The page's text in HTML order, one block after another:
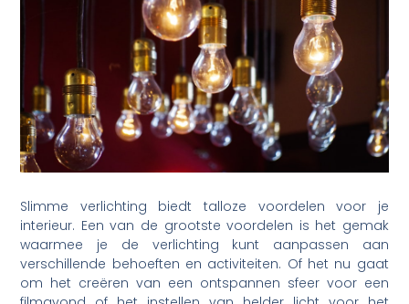
Slimme verlichting biedt talloze voordelen voor je
interieur. Een van de grootste voordelen is het gemak
waarmee je de verlichting kunt aanpassen aan
verschillende behoeften en activiteiten. Of het nu gaat
om het creëren van een ontspannen sfeer voor een